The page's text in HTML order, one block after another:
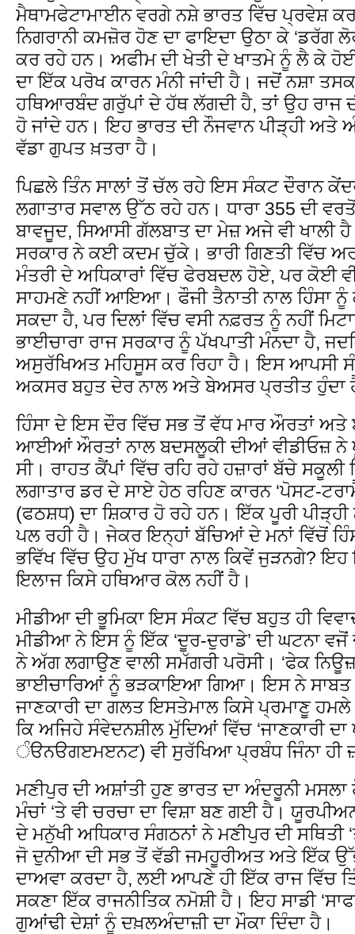
ਮੈਥਾਮਫੇਟਾਮਾਈਨ ਵਰਗੇ ਨਸ਼ੇ ਭਾਰਤ ਵਿੱਚ ਪ੍ਰਵੇਸ਼
ਨਿਗਰਾਨੀ ਕਮਜ਼ੋਰ ਹੋਣ ਦਾ ਫਾਇਦਾ ਉਠਾ ਕੇ
ਕਰ ਰਹੇ ਹਨ। ਅਫੀਮ ਦੀ ਖੇਤੀ ਦੇ ਖਾਤਮੇ ਨੂੰ ਲੈ ਕੇ ਹੋਈ
ਦਾ ਇੱਕ ਪਰੋਖ ਕਾਰਨ ਮੰਨੀ ਜਾਂਦੀ ਹੈ। ਜਦੋਂ ਨਸ਼ਾ
ਹਥਿਆਰਬੰਦ ਗਰੁੱਪਾਂ ਦੇ ਹੱਥ ਲੱਗਦੀ ਹੈ, ਤਾਂ ਉਹ ਰਾਜ
ਹੋ ਜਾਂਦੇ ਹਨ। ਇਹ ਭਾਰਤ ਦੀ ਨੌਜਵਾਨ ਪੀੜ੍ਹੀ
ਵੱਡਾ ਗੁਪਤ ਖ਼ਤਰਾ ਹੈ।
ਪਿਛਲੇ ਤਿੰਨ ਸਾਲਾਂ ਤੋਂ ਚੱਲ ਰਹੇ ਇਸ ਸੰਕਟ ਦੌਰਾਨ
ਲਗਾਤਾਰ ਸਵਾਲ ਉੱਠ ਰਹੇ ਹਨ। ਧਾਰਾ 355 ਦੀ
ਬਾਵਜੂਦ, ਸਿਆਸੀ ਗੱਲਬਾਤ ਦਾ ਮੇਜ਼ ਅਜੇ ਵੀ ਖਾਲੀ
ਸਰਕਾਰ ਨੇ ਕਈ ਕਦਮ ਚੁੱਕੇ। ਭਾਰੀ ਗਿਣਤੀ ਵਿੱਚ
ਮੰਤਰੀ ਦੇ ਅਧਿਕਾਰਾਂ ਵਿੱਚ ਫੇਰਬਦਲ ਹੋਏ, ਪਰ ਕੋਈ ਵੀ
ਸਾਹਮਣੇ ਨਹੀਂ ਆਇਆ। ਫੌਜੀ ਤੈਨਾਤੀ ਨਾਲ ਹਿੰਸਾ
ਸਕਦਾ ਹੈ, ਪਰ ਦਿਲਾਂ ਵਿੱਚ ਵਸੀ ਨਫ਼ਰਤ ਨੂੰ ਨਹੀਂ
ਭਾਈਚਾਰਾ ਰਾਜ ਸਰਕਾਰ ਨੂੰ ਪੱਖਪਾਤੀ ਮੰਨਦਾ ਹੈ,
ਅਸੁਰੱਖਿਅਤ ਮਹਿਸੂਸ ਕਰ ਰਿਹਾ ਹੈ। ਇਸ ਆਪਸੀ
ਅਕਸਰ ਬਹੁਤ ਦੇਰ ਨਾਲ ਅਤੇ ਬੇਅਸਰ ਪ੍ਰਤੀਤ ਹੁੰਦਾ
ਹਿੰਸਾ ਦੇ ਇਸ ਦੌਰ ਵਿੱਚ ਸਭ ਤੋਂ ਵੱਧ ਮਾਰ ਔਰਤਾਂ
ਆਈਆਂ ਔਰਤਾਂ ਨਾਲ ਬਦਸਲੂਕੀ ਦੀਆਂ ਵੀਡੀਓਜ਼ ਨੇ
ਸੀ। ਰਾਹਤ ਕੈਂਪਾਂ ਵਿੱਚ ਰਹਿ ਰਹੇ ਹਜ਼ਾਰਾਂ ਬੱਚੇ
ਲਗਾਤਾਰ ਡਰ ਦੇ ਸਾਏ ਹੇਠ ਰਹਿਣ ਕਾਰਨ ‘ਪੋਸਟ-
(ਫਠਸ਼ਧ) ਦਾ ਸ਼ਿਕਾਰ ਹੋ ਰਹੇ ਹਨ। ਇੱਕ ਪੂਰੀ
ਪਲ ਰਹੀ ਹੈ। ਜੇਕਰ ਇਨ੍ਹਾਂ ਬੱਚਿਆਂ ਦੇ ਮਨਾਂ ਵਿੱਚੋਂ
ਭਵਿੱਖ ਵਿੱਚ ਉਹ ਮੁੱਖ ਧਾਰਾ ਨਾਲ ਕਿਵੇਂ ਜੁੜਨਗੇ? ਇਹ
ਇਲਾਜ ਕਿਸੇ ਹਥਿਆਰ ਕੋਲ ਨਹੀਂ ਹੈ।
ਮੀਡੀਆ ਦੀ ਭੂਮਿਕਾ ਇਸ ਸੰਕਟ ਵਿੱਚ ਬਹੁਤ ਹੀ
ਮੀਡੀਆ ਨੇ ਇਸ ਨੂੰ ਇੱਕ ‘ਦੂਰ-ਦੁਰਾਡੇ’ ਦੀ ਘਟਨਾ
ਨੇ ਅੱਗ ਲਗਾਉਣ ਵਾਲੀ ਸਮੱਗਰੀ ਪਰੋਸੀ। ‘ਫੇਕ
ਭਾਈਚਾਰਿਆਂ ਨੂੰ ਭੜਕਾਇਆ ਗਿਆ। ਇਸ ਨੇ ਸਾਬਤ
ਜਾਣਕਾਰੀ ਦਾ ਗਲਤ ਇਸਤੇਮਾਲ ਕਿਸੇ ਪ੍ਰਮਾਣੂ
ਕਿ ਅਜਿਹੇ ਸੰਵੇਦਨਸ਼ੀਲ ਮੁੱਦਿਆਂ ਵਿੱਚ ‘ਜਾਣਕਾਰੀ
ੰੳਨੳਗੲਮੲਨਟ) ਵੀ ਸੁਰੱਖਿਆ ਪ੍ਰਬੰਧ ਜਿੰਨਾ ਹੀ
ਮਣੀਪੁਰ ਦੀ ਅਸ਼ਾਂਤੀ ਹੁਣ ਭਾਰਤ ਦਾ ਅੰਦਰੂਨੀ
ਮੰਚਾਂ ‘ਤੇ ਵੀ ਚਰਚਾ ਦਾ ਵਿਸ਼ਾ ਬਣ ਗਈ ਹੈ।
ਦੇ ਮਨੁੱਖੀ ਅਧਿਕਾਰ ਸੰਗਠਨਾਂ ਨੇ ਮਣੀਪੁਰ ਦੀ ਸਥਿਤੀ
ਜੋ ਦੁਨੀਆ ਦੀ ਸਭ ਤੋਂ ਵੱਡੀ ਜਮਹੂਰੀਅਤ ਅਤੇ ਇੱਕ
ਦਾਅਵਾ ਕਰਦਾ ਹੈ, ਲਈ ਆਪਣੇ ਹੀ ਇੱਕ ਰਾਜ ਵਿੱਚ
ਸਕਣਾ ਇੱਕ ਰਾਜਨੀਤਿਕ ਨਮੋਸ਼ੀ ਹੈ। ਇਹ ਸਾਡੀ
ਗੁਆਂਢੀ ਦੇਸ਼ਾਂ ਨੂੰ ਦਖ਼ਲਅੰਦਾਜ਼ੀ ਦਾ ਮੌਕਾ ਦਿੰਦਾ ਹੈ।